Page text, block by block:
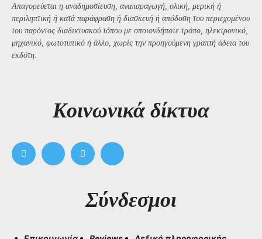
Απαγορεύεται η αναδημοσίευση, αναπαραγωγή, ολική, μερική ή
περιληπτική ή κατά παράφραση ή διασκευή ή απόδοση του περιεχομένου
του παρόντος διαδικτυακού τόπου με οποιονδήποτε τρόπο, ηλεκτρονικό,
μηχανικό, φωτοτυπικό ή άλλο, χωρίς την προηγούμενη γραπτή άδεια του
εκδότη.
Kοινωνικά δίκτυα
Σύνδεσμοι